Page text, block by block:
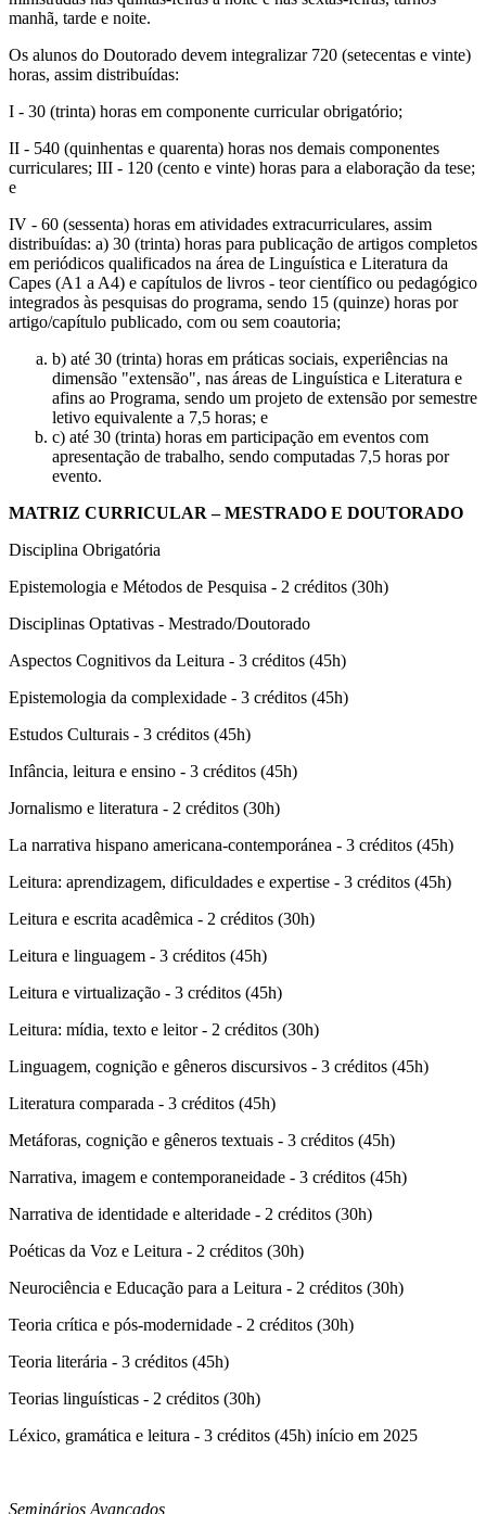
manhã, tarde e noite.
Os alunos do Doutorado devem integralizar 720 (setecentas e vinte)
horas, assim distribuídas:
I - 30 (trinta) horas em componente curricular obrigatório;
II - 540 (quinhentas e quarenta) horas nos demais componentes
curriculares; III - 120 (cento e vinte) horas para a elaboração da tese;
e
IV - 60 (sessenta) horas em atividades extracurriculares, assim
distribuídas: a) 30 (trinta) horas para publicação de artigos completos
em periódicos qualificados na área de Linguística e Literatura da
Capes (A1 a A4) e capítulos de livros - teor científico ou pedagógico
integrados às pesquisas do programa, sendo 15 (quinze) horas por
artigo/capítulo publicado, com ou sem coautoria;
b) até 30 (trinta) horas em práticas sociais, experiências na
dimensão "extensão", nas áreas de Linguística e Literatura e
afins ao Programa, sendo um projeto de extensão por semestre
letivo equivalente a 7,5 horas; e
c) até 30 (trinta) horas em participação em eventos com
apresentação de trabalho, sendo computadas 7,5 horas por
evento.
MATRIZ CURRICULAR – MESTRADO E DOUTORADO
Disciplina Obrigatória
Epistemologia e Métodos de Pesquisa - 2 créditos (30h)
Disciplinas Optativas - Mestrado/Doutorado
Aspectos Cognitivos da Leitura - 3 créditos (45h)
Epistemologia da complexidade - 3 créditos (45h)
Estudos Culturais - 3 créditos (45h)
Infância, leitura e ensino - 3 créditos (45h)
Jornalismo e literatura - 2 créditos (30h)
La narrativa hispano americana-contemporánea - 3 créditos (45h)
Leitura: aprendizagem, dificuldades e expertise - 3 créditos (45h)
Leitura e escrita acadêmica - 2 créditos (30h)
Leitura e linguagem - 3 créditos (45h)
Leitura e virtualização - 3 créditos (45h)
Leitura: mídia, texto e leitor - 2 créditos (30h)
Linguagem, cognição e gêneros discursivos - 3 créditos (45h)
Literatura comparada - 3 créditos (45h)
Metáforas, cognição e gêneros textuais - 3 créditos (45h)
Narrativa, imagem e contemporaneidade - 3 créditos (45h)
Narrativa de identidade e alteridade - 2 créditos (30h)
Poéticas da Voz e Leitura - 2 créditos (30h)
Neurociência e Educação para a Leitura - 2 créditos (30h)
Teoria crítica e pós-modernidade - 2 créditos (30h)
Teoria literária - 3 créditos (45h)
Teorias linguísticas - 2 créditos (30h)
Léxico, gramática e leitura - 3 créditos (45h) início em 2025
Seminários Avançados